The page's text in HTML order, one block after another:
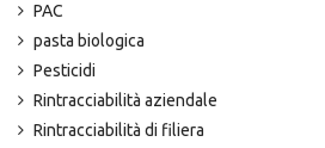
PAC
pasta biologica
Pesticidi
Rintracciabilità aziendale
Rintracciabilità di filiera